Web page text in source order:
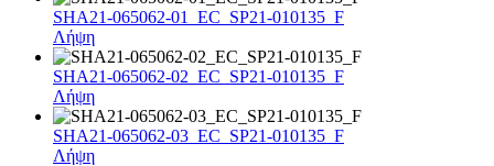
SHA21-065062-01_EC_SP21-010135_F
Λήψη
SHA21-065062-02_EC_SP21-010135_F
Λήψη
SHA21-065062-03_EC_SP21-010135_F
Λήψη